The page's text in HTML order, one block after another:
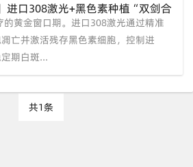
进口308激光+黑色素种植“双剑合
时咨询！
黄金窗口期。进口308激光通过精准
亡并激活残存黑色素细胞，控制进
期白斑...
共1条